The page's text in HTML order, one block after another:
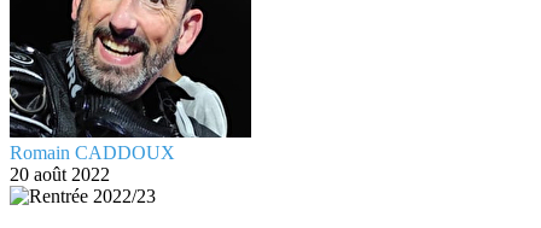
Romain CADDOUX
20 août 2022